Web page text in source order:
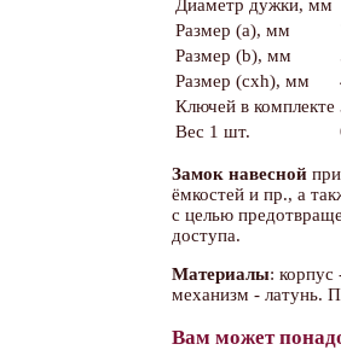
Диаметр дужки, мм
Размер (a), мм
Размер (b), мм
Размер (cxh), мм
Ключей в комплекте
Вес 1 шт.
Замок навесной
ёмкостей и пр., а
с целью
доступа.
Материалы: корпус
механизм - латунь.
Вам может